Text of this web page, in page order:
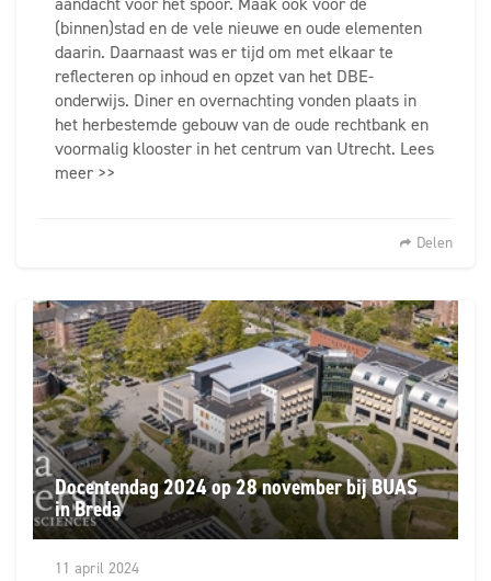
(binnen)stad en de vele nieuwe en oude elementen
daarin. Daarnaast was er tijd om met elkaar te
reflecteren op inhoud en opzet van het DBE-
onderwijs. Diner en overnachting vonden plaats in
het herbestemde gebouw van de oude rechtbank en
voormalig klooster in het centrum van Utrecht. Lees
meer >>
Delen
Docentendag 2024 op 28 november bij BUAS
in Breda
11 april 2024